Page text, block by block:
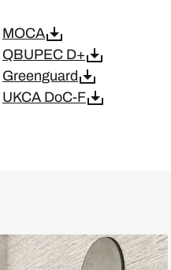
MOCA
QBUPEC D+
Greenguard
UKCA DoC-F